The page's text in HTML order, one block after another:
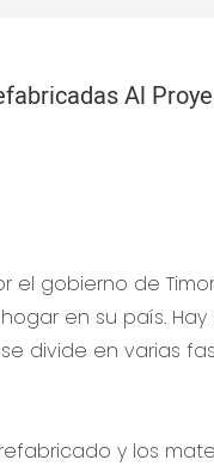
Al
gobierno de
en su país.
divide en varias
y los